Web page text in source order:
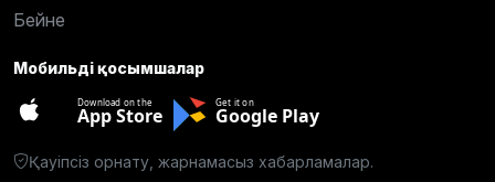
Бейне
Мобильді қосымшалар
Download on the
App Store
Get it on
Google Play
Қауіпсіз орнату, жарнамасыз хабарламалар.